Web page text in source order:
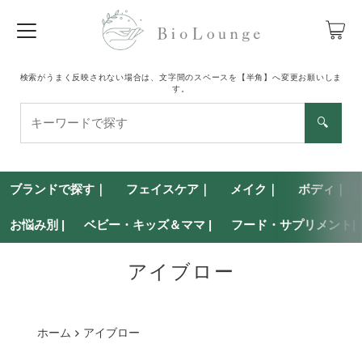
検索がうまく反映されない場合は、文字間のスペースを【半角】へ変更お願いしま
す。
ー
ド
探
す
🔍
ブランドで探す｜ フェイスケア｜ メイク｜ ボディ｜
お悩み別 | ベビー・キッズ＆ママ | フード・サプリメント|
アイブロー
ホーム アイブロー